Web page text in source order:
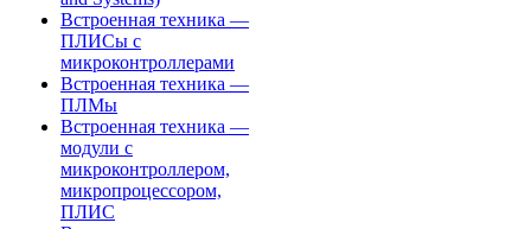
Встроенная техника —
ПЛИСы с
микроконтроллерами
Встроенная техника —
ПЛМы
Встроенная техника —
модули с
микроконтроллером,
микропроцессором,
ПЛИС